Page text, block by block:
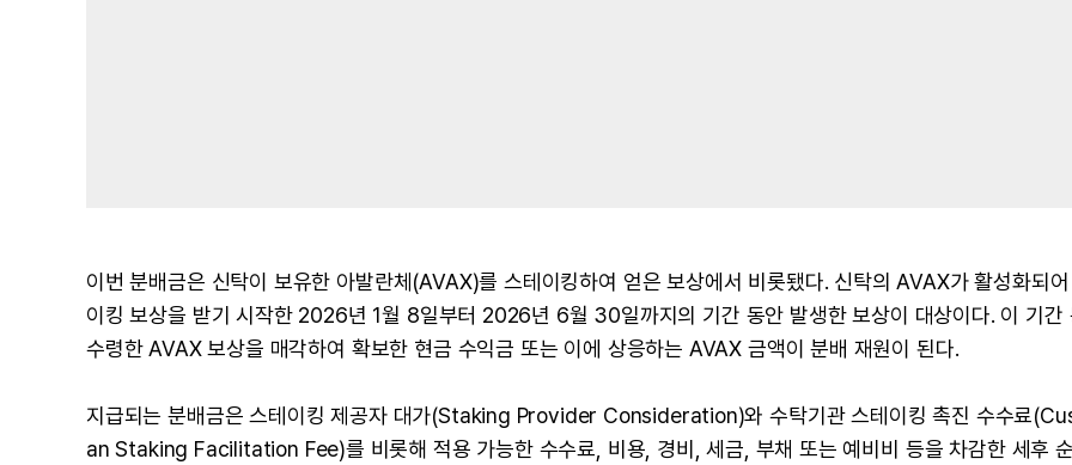
이번 분배금은 신탁이 보유한 아발란체(AVAX)를 스테이킹하여 얻은 보상에서 비롯됐다. 신탁의 AVAX가 활성화되어
이킹 보상을 받기 시작한 2026년 1월 8일부터 2026년 6월 30일까지의 기간 동안 발생한 보상이 대상이다. 이 기간
수령한 AVAX 보상을 매각하여 확보한 현금 수익금 또는 이에 상응하는 AVAX 금액이 분배 재원이 된다.
지급되는 분배금은 스테이킹 제공자 대가(Staking Provider Consideration)와 수탁기관 스테이킹 촉진 수수료
an Staking Facilitation Fee)를 비롯해 적용 가능한 수수료, 비용, 경비, 세금, 부채 또는 예비비 등을 차감한 세후